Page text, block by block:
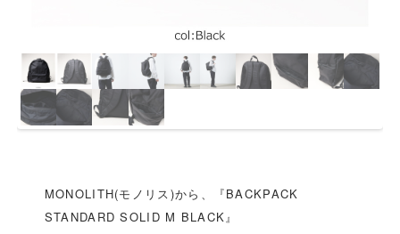
MONOLITH(モノリス)から、『BACKPACK
STANDARD SOLID M BLACK』